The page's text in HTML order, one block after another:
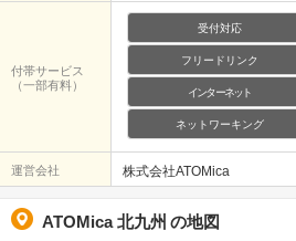
付帯サービス
（一部有料）
受付対応
フリードリンク
インターネット
ネットワーキング
運営会社 株式会社ATOMica
ATOMica 北九州 の地図